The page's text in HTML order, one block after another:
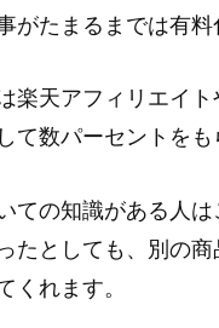
がたまるまでは有料
楽天アフィリエイ
て数パーセントをも
ての知識がある人
たとしても、別の
くれます。